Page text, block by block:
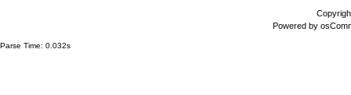
Powered by
Parse Time: 0.032s